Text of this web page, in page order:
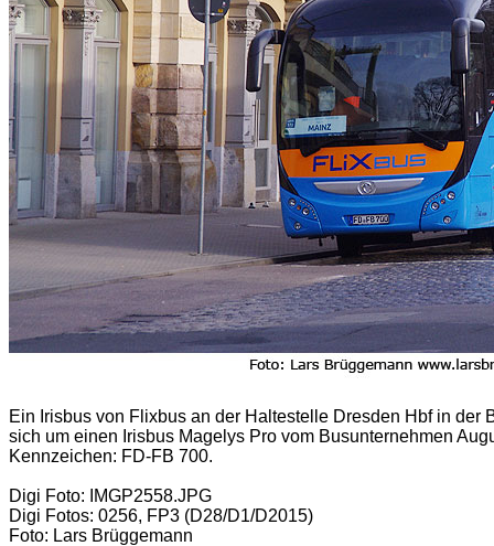
Ein Irisbus von Flixbus an der Haltestelle Dresden Hbf in der
sich um einen Irisbus Magelys Pro vom Busunternehmen
Kennzeichen: FD-FB 700.
Digi Foto: IMGP2558.JPG
Digi Fotos: 0256, FP3 (D28/D1/D2015)
Foto: Lars Brüggemann